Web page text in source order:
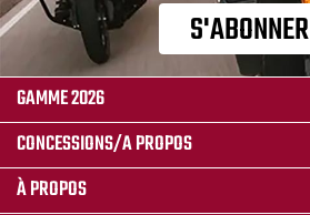
S'ABONNER
GAMME 2026
CONCESSIONS/A PROPOS
À PROPOS